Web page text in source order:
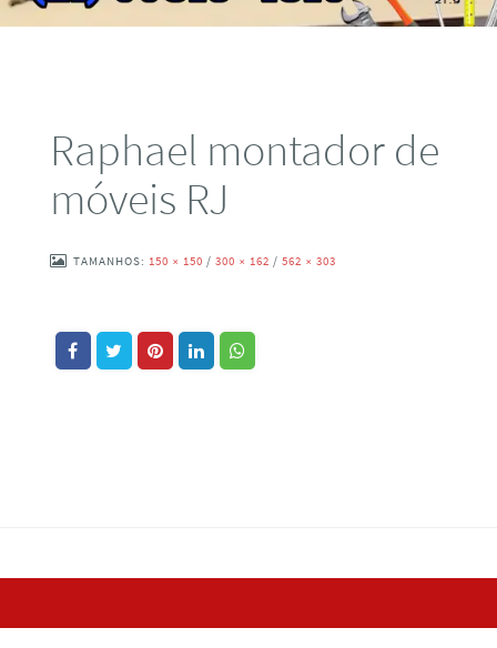
Raphael montador de
móveis RJ
TAMANHOS: 150 × 150 / 300 × 162 / 562 × 303